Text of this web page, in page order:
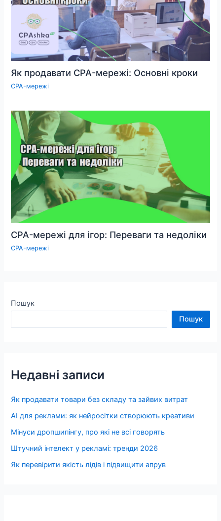
Як продавати CPA-мережі: Основні кроки
CPA-мережі
CPA-мережі для ігор: Переваги та недоліки
CPA-мережі
Пошук
Пошук
Недавні записи
Як продавати товари без складу та зайвих витрат
AI для реклами: як нейросітки створюють креативи
Мінуси дропшипінгу, про які не всі говорять
Штучний інтелект у рекламі: тренди 2026
Як перевірити якість лідів і підвищити апрув